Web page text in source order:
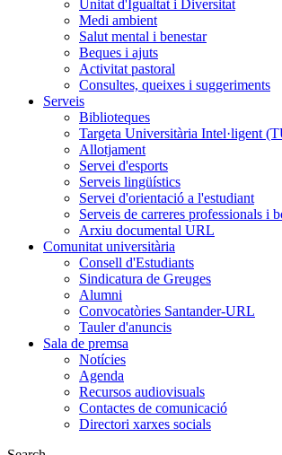
Unitat d'Igualtat i Diversitat
Medi ambient
Salut mental i benestar
Beques i ajuts
Activitat pastoral
Consultes, queixes i suggeriments
Serveis
Biblioteques
Targeta Universitària Intel·ligent
Allotjament
Servei d'esports
Serveis lingüístics
Servei d'orientació a l'estudiant
Serveis de carreres professionals i
Arxiu documental URL
Comunitat universitària
Consell d'Estudiants
Sindicatura de Greuges
Alumni
Convocatòries Santander-URL
Tauler d'anuncis
Sala de premsa
Notícies
Agenda
Recursos audiovisuals
Contactes de comunicació
Directori xarxes socials